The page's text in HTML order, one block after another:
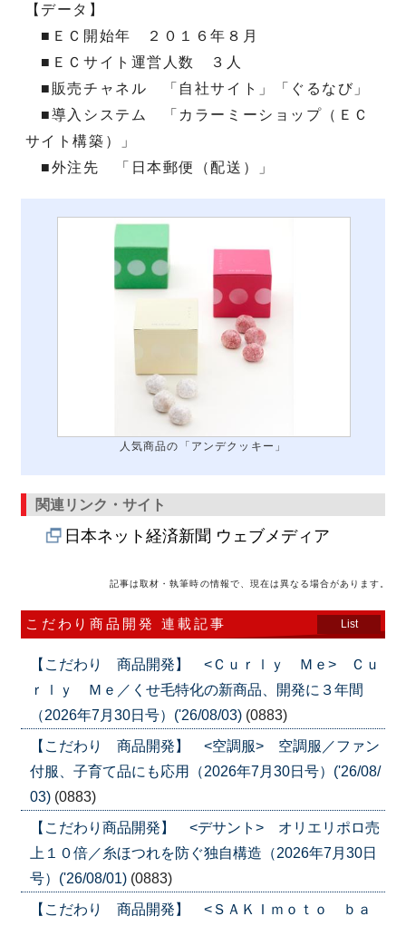
【データ】
■ＥＣ開始年 ２０１６年８月
■ＥＣサイト運営人数 ３人
■販売チャネル 「自社サイト」「ぐるなび」
■導入システム 「カラーミーショップ（ＥＣ
サイト構築）」
■外注先 「日本郵便（配送）」
人気商品の「アンデクッキー」
関連リンク・サイト
日本ネット経済新聞 ウェブメディア
記事は取材・執筆時の情報で、現在は異なる場合があります。
こだわり商品開発 連載記事 List
【こだわり 商品開発】 <Ｃｕｒｌｙ Ｍｅ> Ｃｕ
ｒｌｙ Ｍｅ／くせ毛特化の新商品、開発に３年間
（2026年7月30日号）('26/08/03) (0883)
【こだわり 商品開発】 <空調服> 空調服／ファン
付服、子育て品にも応用（2026年7月30日号）('26/08/
03) (0883)
【こだわり商品開発】 <デサント> オリエリポロ売
上１０倍／糸ほつれを防ぐ独自構造（2026年7月30日
号）('26/08/01) (0883)
【こだわり 商品開発】 <ＳＡＫＩｍｏｔｏ ｂａ